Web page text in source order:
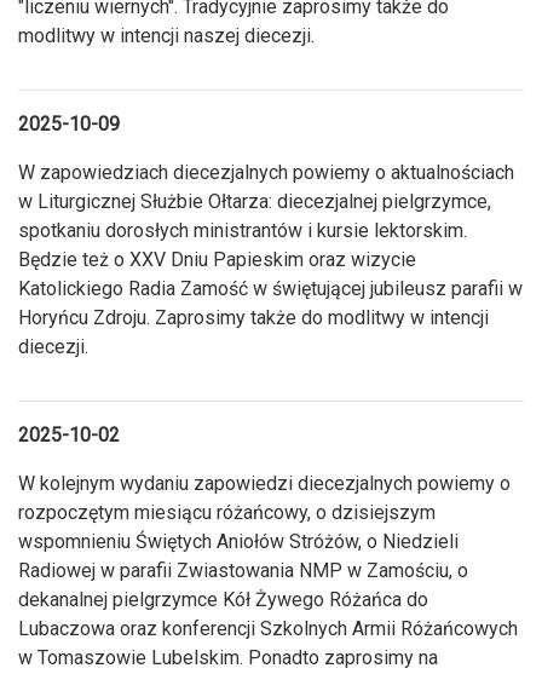
"liczeniu wiernych". Tradycyjnie zaprosimy także do
modlitwy w intencji naszej diecezji.
2025-10-09
W zapowiedziach diecezjalnych powiemy o aktualnościach
w Liturgicznej Służbie Ołtarza: diecezjalnej pielgrzymce,
spotkaniu dorosłych ministrantów i kursie lektorskim.
Będzie też o XXV Dniu Papieskim oraz wizycie
Katolickiego Radia Zamość w świętującej jubileusz parafii w
Horyńcu Zdroju. Zaprosimy także do modlitwy w intencji
diecezji.
2025-10-02
W kolejnym wydaniu zapowiedzi diecezjalnych powiemy o
rozpoczętym miesiącu różańcowy, o dzisiejszym
wspomnieniu Świętych Aniołów Stróżów, o Niedzieli
Radiowej w parafii Zwiastowania NMP w Zamościu, o
dekanalnej pielgrzymce Kół Żywego Różańca do
Lubaczowa oraz konferencji Szkolnych Armii Różańcowych
w Tomaszowie Lubelskim. Ponadto zaprosimy na